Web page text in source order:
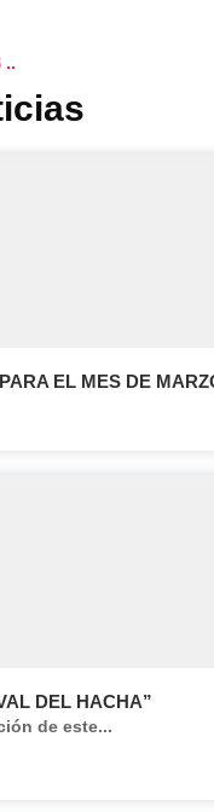
..
EL MES DE
DEL HACHA”
de este...